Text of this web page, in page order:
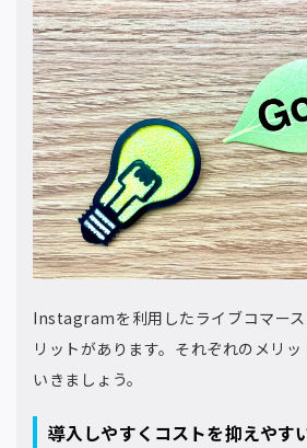
Instagramを利用したライブコマー
リットがあります。それぞれのメリ
いきましょう。
導入しやすくコストを抑えやす